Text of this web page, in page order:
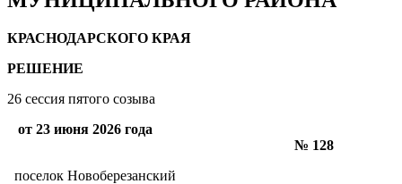
КРАСНОДАРСКОГО КРАЯ
РЕШЕНИЕ
26 сессия пятого созыва
от 23 июня 2026 года
№ 128
поселок Новоберезанский